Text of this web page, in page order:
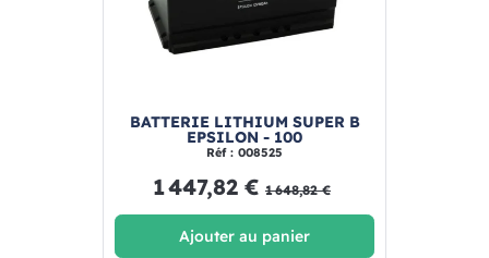
BATTERIE LITHIUM SUPER B
EPSILON - 100
Réf : 008525
1 447,82 € 1 648,82 €
Ajouter au panier